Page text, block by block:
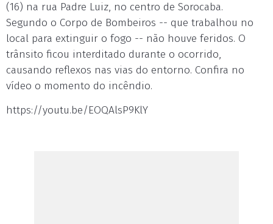
(16) na rua Padre Luiz, no centro de Sorocaba.
Segundo o Corpo de Bombeiros -- que trabalhou no
local para extinguir o fogo -- não houve feridos. O
trânsito ficou interditado durante o ocorrido,
causando reflexos nas vias do entorno. Confira no
vídeo o momento do incêndio.
https://youtu.be/EOQAlsP9KlY